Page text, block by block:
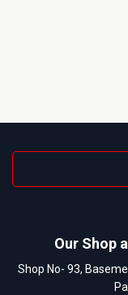
Our Shop
Shop No- 93,